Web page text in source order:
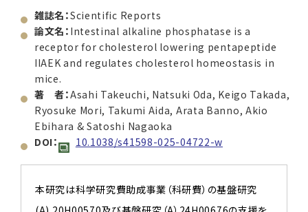
雑誌名：Scientific Reports
論文名： Intestinal alkaline phosphatase is a
receptor for cholesterol lowering pentapeptide
IIAEK and regulates cholesterol homeostasis in
mice.
著 者：Asahi Takeuchi, Natsuki Oda, Keigo Takada,
Ryosuke Mori, Takumi Aida, Arata Banno, Akio
Ebihara & Satoshi Nagaoka
DOI：
10.1038/s41598-025-04722-w
本研究は科学研究費助成事業（科研費）の基盤研究